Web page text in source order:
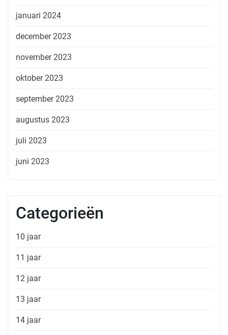
januari 2024
december 2023
november 2023
oktober 2023
september 2023
augustus 2023
juli 2023
juni 2023
Categorieën
10 jaar
11 jaar
12 jaar
13 jaar
14 jaar